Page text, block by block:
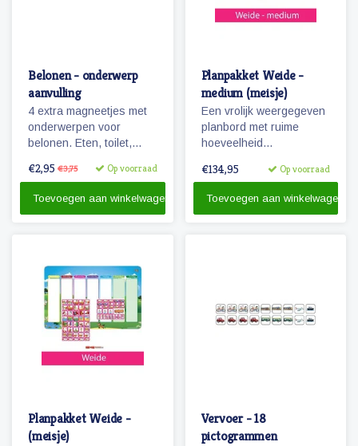
Belonen - onderwerp
aanvulling
4 extra magneetjes met
onderwerpen voor
belonen. Eten, toilet,
Zowel voor jongen als
€2,95 €3,75 Op voorraad
Toevoegen aan winkelwagen
Planpakket Weide -
medium (meisje)
Een vrolijk weergegeven
planbord met ruime
hoeveelheid
planplezier!
€134,95 Op voorraad
Toevoegen aan winkelwagen
Planpakket Weide -
(meisje)
Vervoer - 18
pictogrammen